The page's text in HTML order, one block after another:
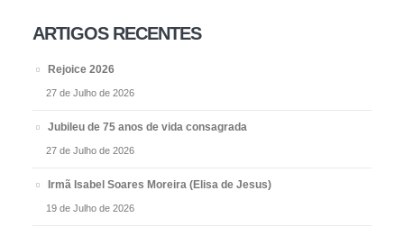
ARTIGOS RECENTES
Rejoice 2026
27 de Julho de 2026
Jubileu de 75 anos de vida consagrada
27 de Julho de 2026
Irmã Isabel Soares Moreira (Elisa de Jesus)
19 de Julho de 2026